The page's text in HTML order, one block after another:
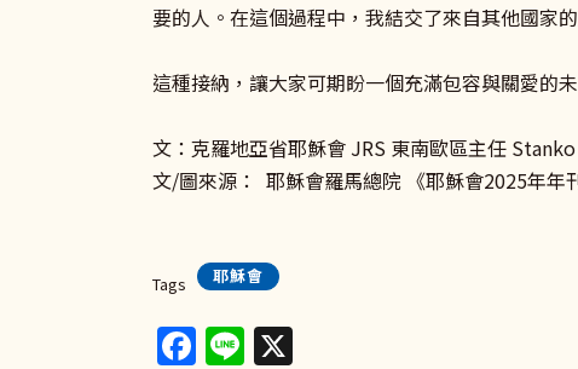
要的人。在這個過程中，我結交了來自其他國家
這種接納，讓大家可期盼一個充滿包容與關愛的
文：克羅地亞省耶穌會 JRS 東南歐區主任
文/圖來源： 耶穌會羅馬總院 《耶穌會2025年
Tags 耶穌會
Facebook
Line